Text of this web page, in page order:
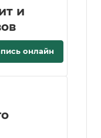
и
онлайн